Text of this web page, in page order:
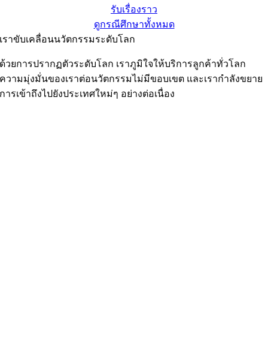
รับเรื่องราว
ดูกรณีศึกษาทั้งหมด
เราขับเคลื่อนนวัตกรรมระดับโลก
ด้วยการปรากฏตัวระดับโลก เราภูมิใจให้บริการลูกค้าทั่วโลก
ความมุ่งมั่นของเราต่อนวัตกรรมไม่มีขอบเขต และเรากำลังขยาย
การเข้าถึงไปยังประเทศใหม่ๆ อย่างต่อเนื่อง